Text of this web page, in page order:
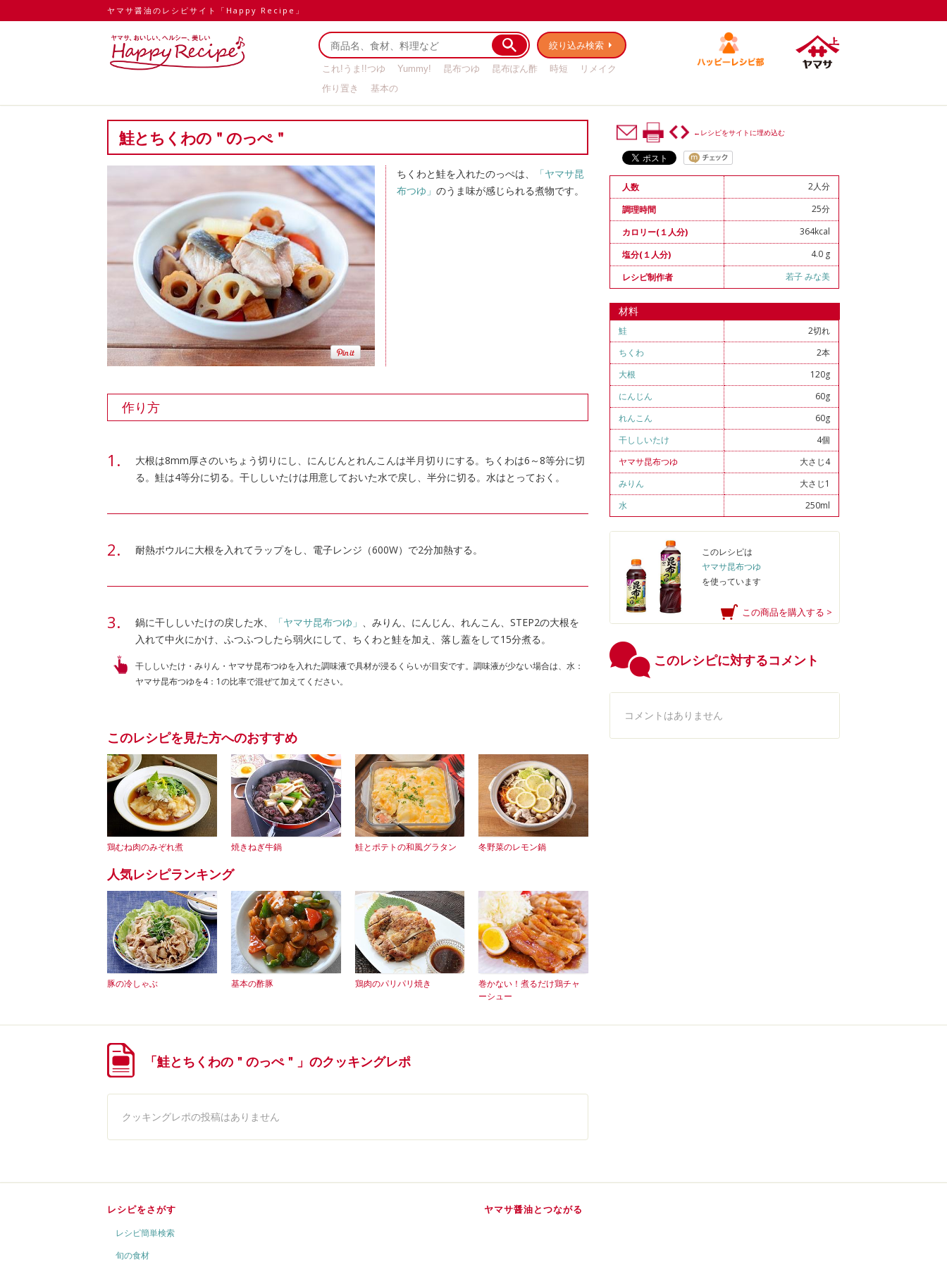
ヤマサ醤油のレシピサイト「Happy Recipe」
絞り込み検索
これ!うま!!つゆ Yummy! 昆布つゆ 昆布ぽん酢 時短
リメイク
作り置き
基本の
鮭とちくわの＂のっぺ＂
ちくわと鮭を入れたのっぺは、
「ヤマサ昆
布つゆ」のうま味が感じられる煮物です。
作り方
大根は8mm厚さのいちょう切りにし、にんじんとれんこんは半月切りにする。ちくわは6～8等分に切
る。鮭は4等分に切る。干ししいたけは用意しておいた水で戻し、半分に切る。水はとっておく。
耐熱ボウルに大根を入れてラップをし、電子レンジ（600W）で2分加熱する。
鍋に干ししいたけの戻した水、 「ヤマサ昆布つゆ」 、みりん、にんじん、れんこん、STEP2の大根を
入れて中火にかけ、ふつふつしたら弱火にして、ちくわと鮭を加え、落し蓋をして15分煮る。
干ししいたけ・みりん・ヤマサ昆布つゆを入れた調味液で具材が浸るくらいが目安です。調味液が少ない場合は、水：
ヤマサ昆布つゆを4：1の比率で混ぜて加えてください。
このレシピを見た方へのおすすめ
鶏むね肉のみぞれ煮 焼きねぎ牛鍋 鮭とポテトの和風グラタン 冬野菜のレモン鍋
人気レシピランキング
豚の冷しゃぶ 基本の酢豚 鶏肉のパリパリ焼き
巻かない！煮るだけ鶏チャ
ーシュー
←レシピをサイトに埋め込む
人数
2人分
調理時間
25分
カロリー(１人分)
364kcal
塩分(１人分)
4.0 g
レシピ制作者
若子 みな美
材料
鮭
2切れ
ちくわ
2本
大根
120g
にんじん
60g
れんこん
60g
干ししいたけ
4個
ヤマサ昆布つゆ
大さじ4
みりん
大さじ1
水
250ml
このレシピは
ヤマサ昆布つゆ
を使っています
この商品を購入する >
このレシピに対するコメント
コメントはありません
「鮭とちくわの＂のっぺ＂」のクッキングレポ
クッキングレポの投稿はありません
レシピをさがす
レシピ簡単検索
旬の食材
ヤマサ醤油とつながる